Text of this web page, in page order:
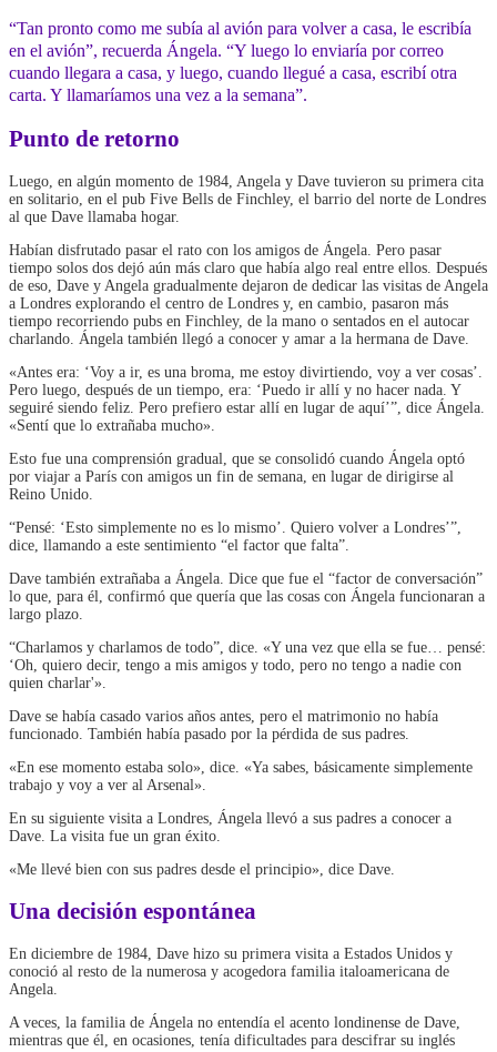
“Tan pronto como me subía al avión para volver a casa, le escribía
en el avión”, recuerda Ángela. “Y luego lo enviaría por correo
cuando llegara a casa, y luego, cuando llegué a casa, escribí otra
carta. Y llamaríamos una vez a la semana”.
Punto de retorno
Luego, en algún momento de 1984, Angela y Dave tuvieron su primera cita
en solitario, en el pub Five Bells de Finchley, el barrio del norte de Londres
al que Dave llamaba hogar.
Habían disfrutado pasar el rato con los amigos de Ángela. Pero pasar
tiempo solos dos dejó aún más claro que había algo real entre ellos. Después
de eso, Dave y Angela gradualmente dejaron de dedicar las visitas de Angela
a Londres explorando el centro de Londres y, en cambio, pasaron más
tiempo recorriendo pubs en Finchley, de la mano o sentados en el autocar
charlando. Ángela también llegó a conocer y amar a la hermana de Dave.
«Antes era: ‘Voy a ir, es una broma, me estoy divirtiendo, voy a ver cosas’.
Pero luego, después de un tiempo, era: ‘Puedo ir allí y no hacer nada. Y
seguiré siendo feliz. Pero prefiero estar allí en lugar de aquí’”, dice Ángela.
«Sentí que lo extrañaba mucho».
Esto fue una comprensión gradual, que se consolidó cuando Ángela optó
por viajar a París con amigos un fin de semana, en lugar de dirigirse al
Reino Unido.
“Pensé: ‘Esto simplemente no es lo mismo’. Quiero volver a Londres’”,
dice, llamando a este sentimiento “el factor que falta”.
Dave también extrañaba a Ángela. Dice que fue el “factor de conversación”
lo que, para él, confirmó que quería que las cosas con Ángela funcionaran a
largo plazo.
“Charlamos y charlamos de todo”, dice. «Y una vez que ella se fue… pensé:
‘Oh, quiero decir, tengo a mis amigos y todo, pero no tengo a nadie con
quien charlar'».
Dave se había casado varios años antes, pero el matrimonio no había
funcionado. También había pasado por la pérdida de sus padres.
«En ese momento estaba solo», dice. «Ya sabes, básicamente simplemente
trabajo y voy a ver al Arsenal».
En su siguiente visita a Londres, Ángela llevó a sus padres a conocer a
Dave. La visita fue un gran éxito.
«Me llevé bien con sus padres desde el principio», dice Dave.
Una decisión espontánea
En diciembre de 1984, Dave hizo su primera visita a Estados Unidos y
conoció al resto de la numerosa y acogedora familia italoamericana de
Angela.
A veces, la familia de Ángela no entendía el acento londinense de Dave,
mientras que él, en ocasiones, tenía dificultades para descifrar su inglés